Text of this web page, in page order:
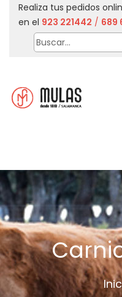
Realiza tus pedidos
en el 923 221442 / 689